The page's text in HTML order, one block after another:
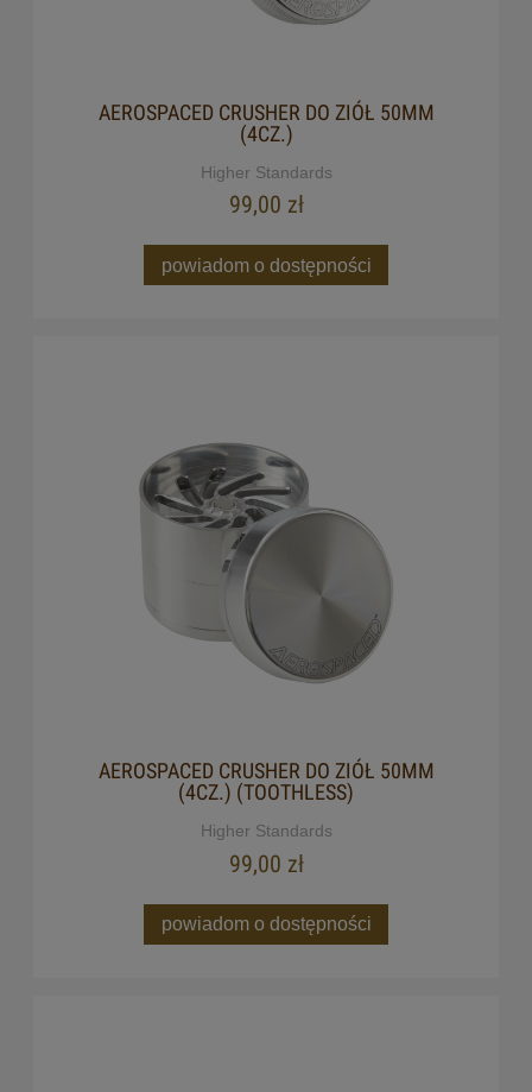
AEROSPACED CRUSHER DO ZIÓŁ 50MM
(4CZ.)
Higher Standards
99,00 zł
powiadom o dostępności
AEROSPACED CRUSHER DO ZIÓŁ 50MM
(4CZ.) (TOOTHLESS)
Higher Standards
99,00 zł
powiadom o dostępności